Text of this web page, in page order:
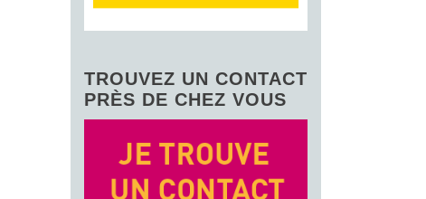
TROUVEZ UN CONTACT
PRÈS DE CHEZ VOUS